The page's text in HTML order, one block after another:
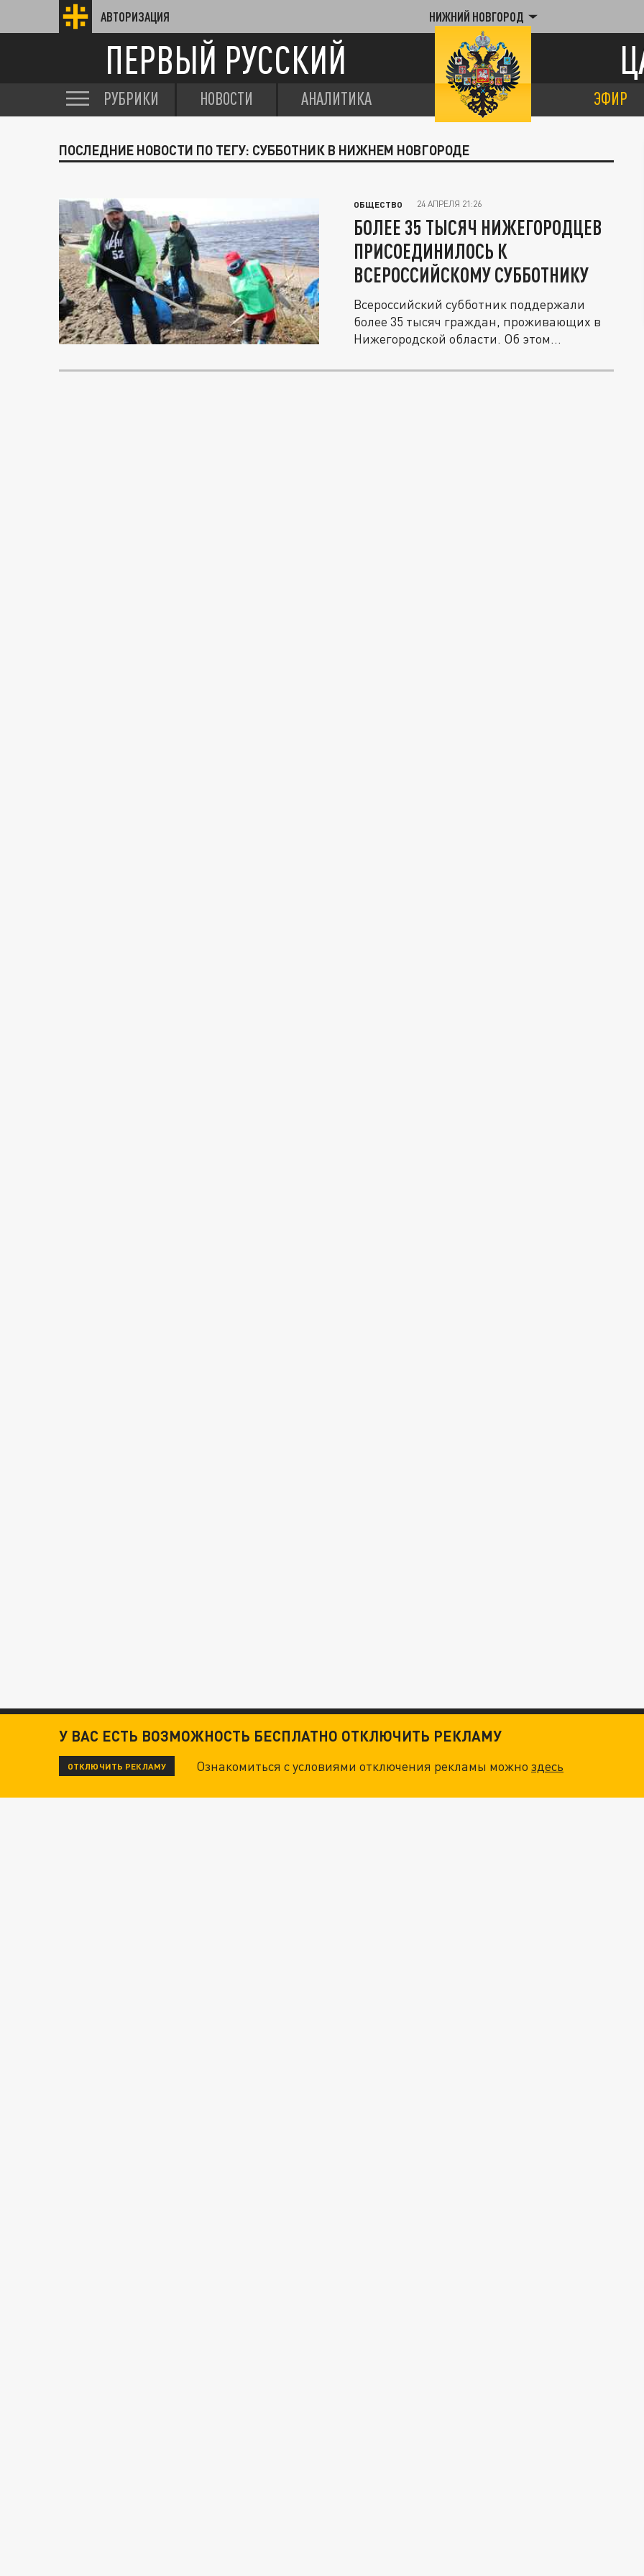
АВТОРИЗАЦИЯ НИЖНИЙ НОВГОРОД
ПЕРВЫЙ РУССКИЙ
РУБРИКИ НОВОСТИ АНАЛИТИКА ЭФИР
ПОСЛЕДНИЕ НОВОСТИ ПО ТЕГУ: СУББОТНИК В НИЖНЕМ НОВГОРОДЕ
ОБЩЕСТВО 24 АПРЕЛЯ 21:26
БОЛЕЕ 35 ТЫСЯЧ НИЖЕГОРОДЦЕВ
ПРИСОЕДИНИЛОСЬ К
ВСЕРОССИЙСКОМУ СУББОТНИКУ
Всероссийский субботник поддержали
более 35 тысяч граждан, проживающих в
Нижегородской области. Об этом...
У ВАС ЕСТЬ ВОЗМОЖНОСТЬ БЕСПЛАТНО ОТКЛЮЧИТЬ РЕКЛАМУ
ОТКЛЮЧИТЬ РЕКЛАМУ Ознакомиться с условиями отключения рекламы можноздесь